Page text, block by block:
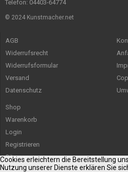
Telefon: 04403-64774
© 2024 Kunstmacher.net
AGB
Widerrufsrecht
Widerrufsformular
Versand
Datenschutz
Shop
Warenkorb
Login
Registrieren
Sitemap
Cookies erleichtern die Bereitstellung
Nutzung unserer Dienste erklären Sie